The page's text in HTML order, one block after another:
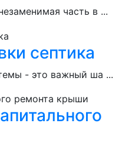
часть в ...
септика
- это важный ша ...